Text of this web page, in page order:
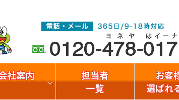
社案内
担当者
一覧
お客
選ばれ